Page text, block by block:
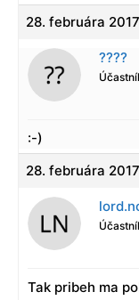
28. februára
????
:-)
28. februára
Tak pribeh ma